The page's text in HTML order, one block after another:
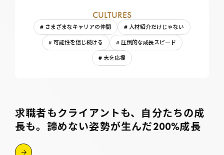
CULTURES
# さまざまなキャリアの仲間 # 人材紹介だけじゃない
# 可能性を信じ続ける # 圧倒的な成長スピード
# 志を応援
求職者もクライアントも、自分たちの成
長も。諦めない姿勢が生んだ200%成長